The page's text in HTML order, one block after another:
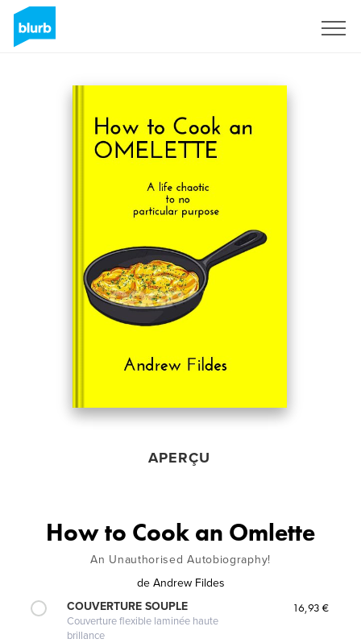
APERÇU
How to Cook an Omlette
An Unauthorised Autobiography!
de Andrew Fildes
COUVERTURE SOUPLE
Couverture flexible laminée haute
brillance
16,93 €